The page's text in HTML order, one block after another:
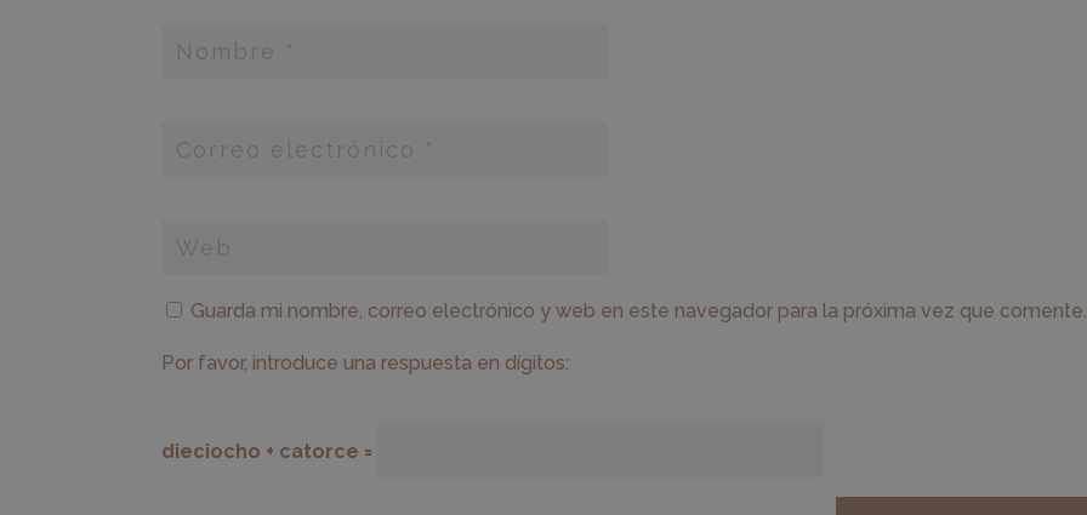
Guarda mi nombre, correo electrónico y web en este navegador para la próxima vez que comente.
Por favor, introduce una respuesta en dígitos:
dieciocho + catorce =